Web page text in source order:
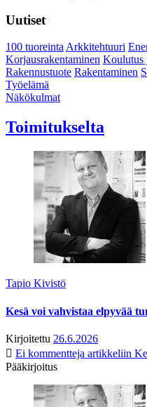
Uutiset
100 tuoreintaArkkitehtuuri
Korjausrakentaminen Koulutus
Rakennustuote Rakentaminen
Työelämä
Näkökulmat
Toimitukselta
Tapio Kivistö
Kesä voi vahvistaa elpyvää
Kirjoitettu 26.6.2026
Ei kommentteja artikkeliin
Pääkirjoitus